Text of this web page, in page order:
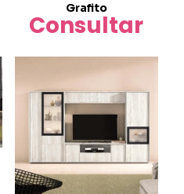
Grafito
Consultar